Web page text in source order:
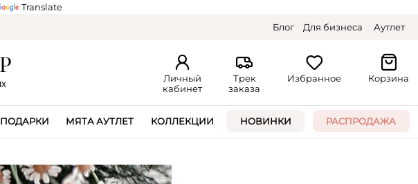
Translate
Блог Для бизнеса Аутлет
Личный
кабинет
Трек
заказа
Избранное Корзина
ПОДАРКИ МЯТА АУТЛЕТ КОЛЛЕКЦИИ НОВИНКИ РАСПРОДАЖА